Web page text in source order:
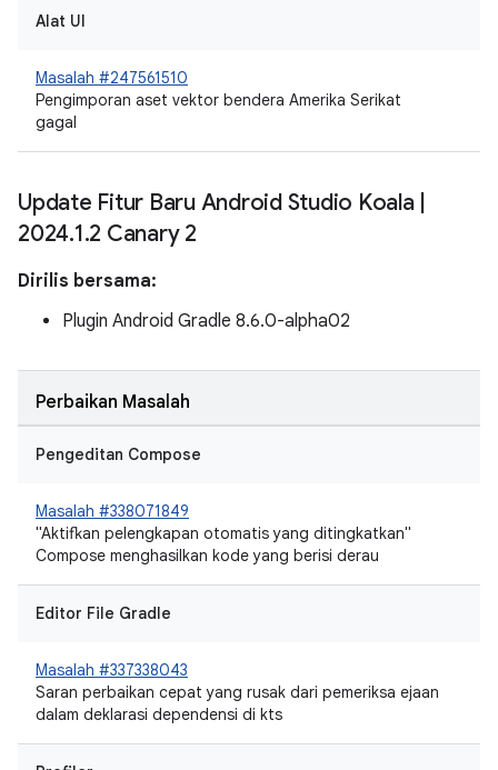
Alat UI
Masalah #247561510
Pengimporan aset vektor bendera Amerika Serikat
gagal
Update Fitur Baru Android Studio Koala
2024.1.2 Canary 2
Dirilis bersama:
Plugin Android Gradle 8.6.0-alpha02
Perbaikan Masalah
Pengeditan Compose
Masalah #338071849
"Aktifkan pelengkapan otomatis yang ditingkatkan"
Compose menghasilkan kode yang berisi derau
Editor File Gradle
Masalah #337338043
Saran perbaikan cepat yang rusak dari pemeriksa ejaan
dalam deklarasi dependensi di kts